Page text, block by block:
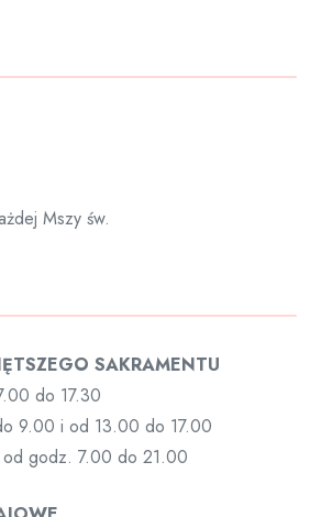
Mszy św.
SAKRAMENTU
do 17.30
9.00 i od 13.00 do 17.00
od godz. 7.00 do 21.00